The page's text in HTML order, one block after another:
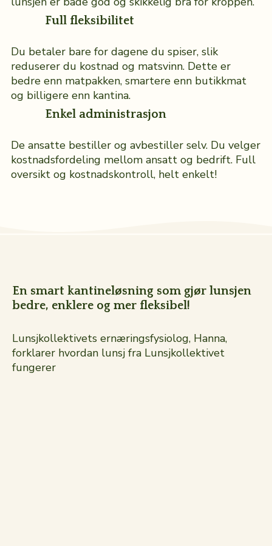
Full fleksibilitet
Du betaler bare for dagene du spiser, slik
reduserer du kostnad og matsvinn. Dette er
bedre enn matpakken, smartere enn butikkmat
og billigere enn kantina.
Enkel administrasjon
De ansatte bestiller og avbestiller selv. Du velger
kostnadsfordeling mellom ansatt og bedrift. Full
oversikt og kostnadskontroll, helt enkelt!
En smart kantineløsning som gjør lunsjen
bedre, enklere og mer fleksibel!
Lunsjkollektivets ernæringsfysiolog, Hanna,
forklarer hvordan lunsj fra Lunsjkollektivet
fungerer